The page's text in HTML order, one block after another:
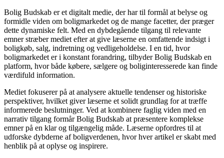
Bolig Budskab er et digitalt medie, der har til formål at belyse og
formidle viden om boligmarkedet og de mange facetter, der præger
dette dynamiske felt. Med en dybdegående tilgang til relevante
emner stræber mediet efter at give læserne en omfattende indsigt i
boligkøb, salg, indretning og vedligeholdelse. I en tid, hvor
boligmarkedet er i konstant forandring, tilbyder Bolig Budskab en
platform, hvor både købere, sælgere og boliginteresserede kan finde
værdifuld information.
Mediet fokuserer på at analysere aktuelle tendenser og historiske
perspektiver, hvilket giver læserne et solidt grundlag for at træffe
informerede beslutninger. Ved at kombinere faglig viden med en
narrativ tilgang formår Bolig Budskab at præsentere komplekse
emner på en klar og tilgængelig måde. Læserne opfordres til at
udforske dybderne af boligverdenen, hvor hver artikel er skabt med
henblik på at oplyse og inspirere.